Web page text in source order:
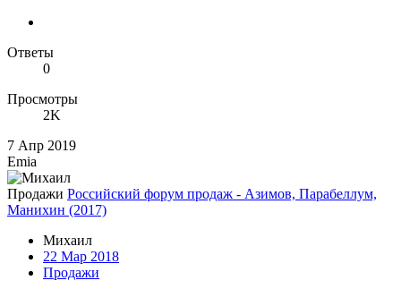
Ответы
0
Просмотры
2K
7 Апр 2019
Emia
Продажи Российский форум продаж - Азимов, Парабеллум,
Манихин (2017)
Михаил
22 Мар 2018
Продажи